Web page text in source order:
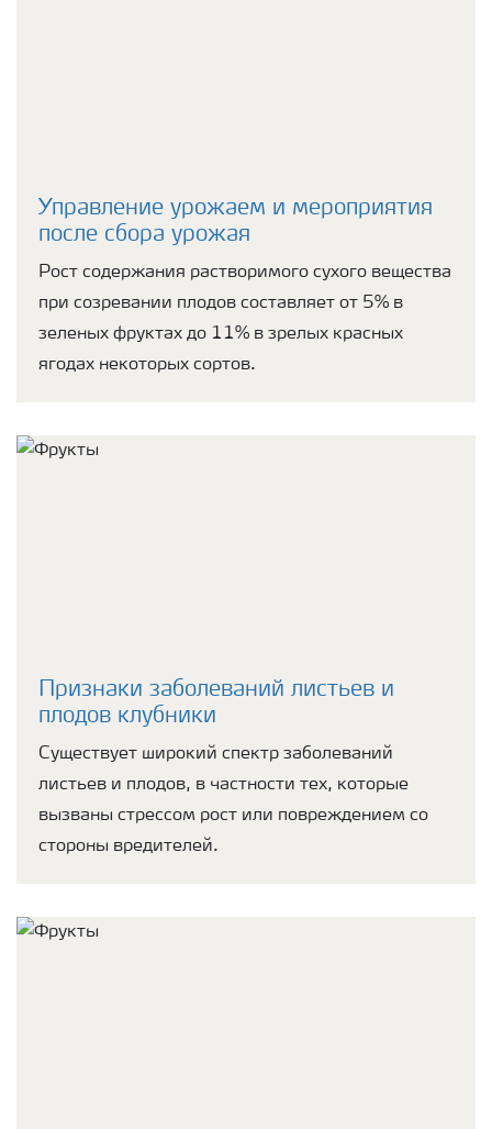
Управление урожаем и мероприятия
после сбора урожая
Рост содержания растворимого сухого вещества
при созревании плодов составляет от 5% в
зеленых фруктах до 11% в зрелых красных
ягодах некоторых сортов.
Признаки заболеваний листьев и
плодов клубники
Существует широкий спектр заболеваний
листьев и плодов, в частности тех, которые
вызваны стрессом рост или повреждением со
стороны вредителей.